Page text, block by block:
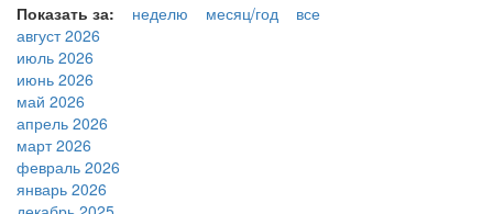
Показать за: неделю месяц/год
все
август 2026
июль 2026
июнь 2026
май 2026
апрель 2026
март 2026
февраль 2026
январь 2026